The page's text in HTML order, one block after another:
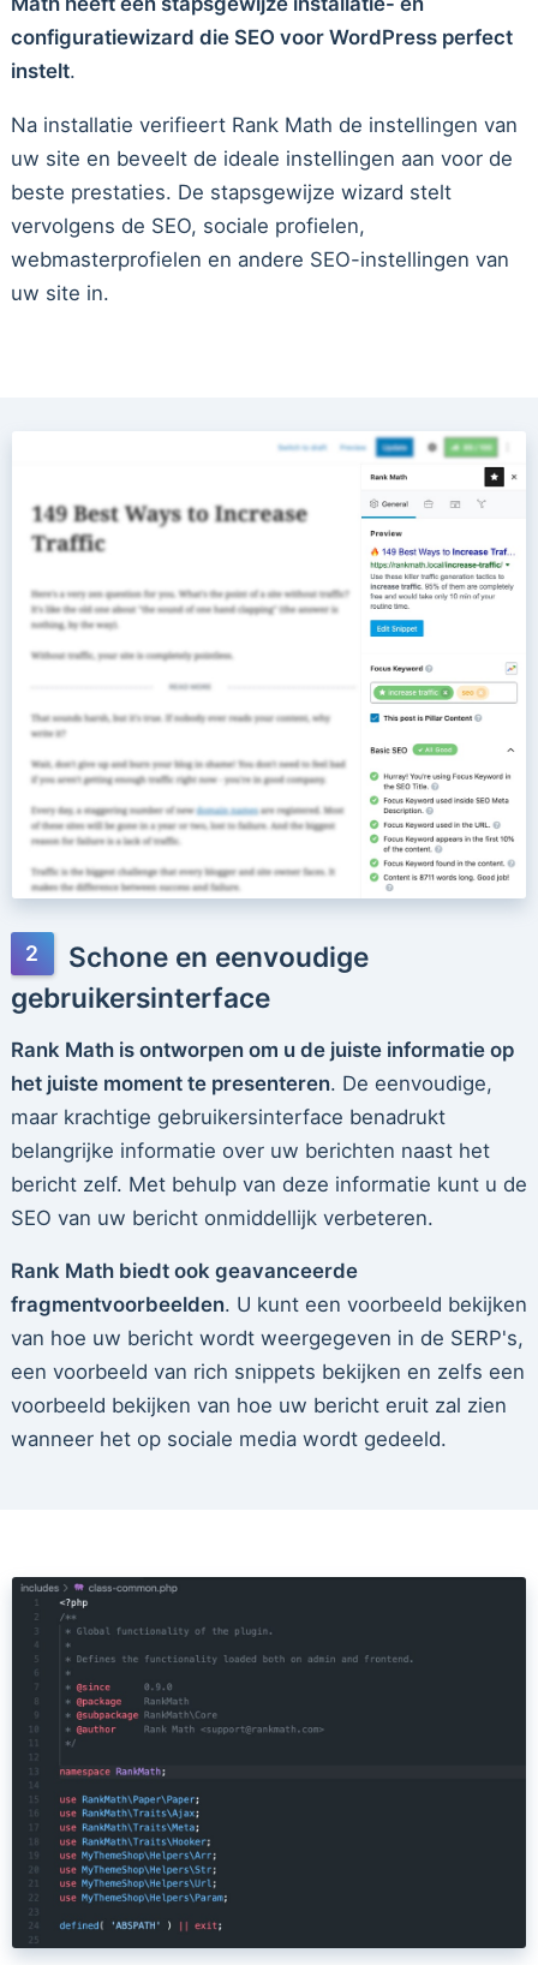
configuratiewizard die SEO voor WordPress perfect
instelt.
Na installatie verifieert Rank Math de instellingen van
uw site en beveelt de ideale instellingen aan voor de
beste prestaties. De stapsgewijze wizard stelt
vervolgens de SEO, sociale profielen,
webmasterprofielen en andere SEO-instellingen van
uw site in.
Schone en eenvoudige
gebruikersinterface
Rank Math is ontworpen om u de juiste informatie op
het juiste moment te presenteren. De eenvoudige,
maar krachtige gebruikersinterface benadrukt
belangrijke informatie over uw berichten naast het
bericht zelf. Met behulp van deze informatie kunt u de
SEO van uw bericht onmiddellijk verbeteren.
Rank Math biedt ook geavanceerde
fragmentvoorbeelden. U kunt een voorbeeld bekijken
van hoe uw bericht wordt weergegeven in de SERP's,
een voorbeeld van rich snippets bekijken en zelfs een
voorbeeld bekijken van hoe uw bericht eruit zal zien
wanneer het op sociale media wordt gedeeld.